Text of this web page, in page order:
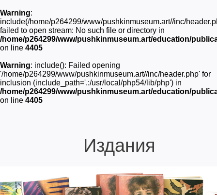
Warning:
include(/home/p264299/www/pushkinmuseum.art//inc/
failed to open stream: No such file or directory in
/home/p264299/www/pushkinmuseum.art/education/
on line 4405
Warning: include(): Failed opening
'/home/p264299/www/pushkinmuseum.art//inc/header.php' for
inclusion (include_path='.:/usr/local/php54/lib/php') in
/home/p264299/www/pushkinmuseum.art/education/
on line 4405
Издания